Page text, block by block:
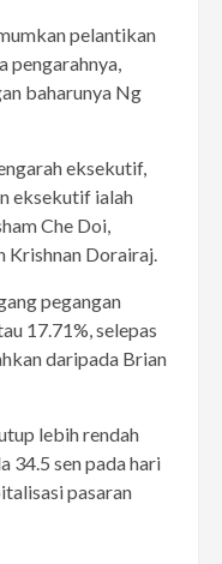
pelantikan
pengarahnya,
baharunya Ng
eksekutif,
eksekutif ialah
Che Doi,
Krishnan Dorairaj.
pegangan
17.71%, selepas
daripada Brian
lebih rendah
34.5 sen pada hari
pasaran